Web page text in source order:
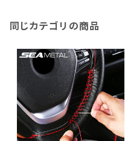
同じカテゴリの商品